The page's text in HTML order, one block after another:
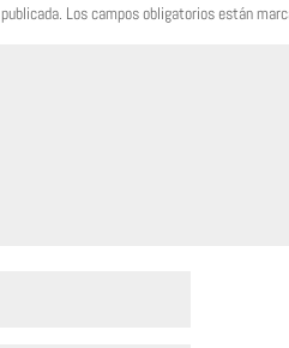
Los campos obligatorios están